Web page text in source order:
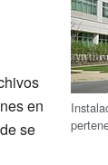
en
se